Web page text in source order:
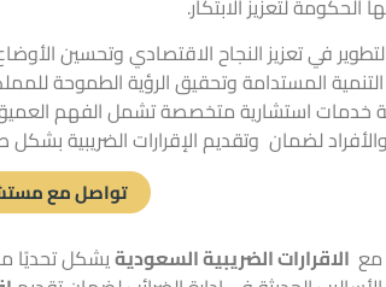
في تعزيز النجاح الاقتصادي وتحسين
المستدامة وتحقيق الرؤية الطموحة
خدمات استشارية متخصصةتشمل الفهم العميق
والأفراد لضمان وتقديم الإقرارات الضريبية
تواصل مع
مع الاقرارات الضريبيةالسعوديةيشكل تحديًا